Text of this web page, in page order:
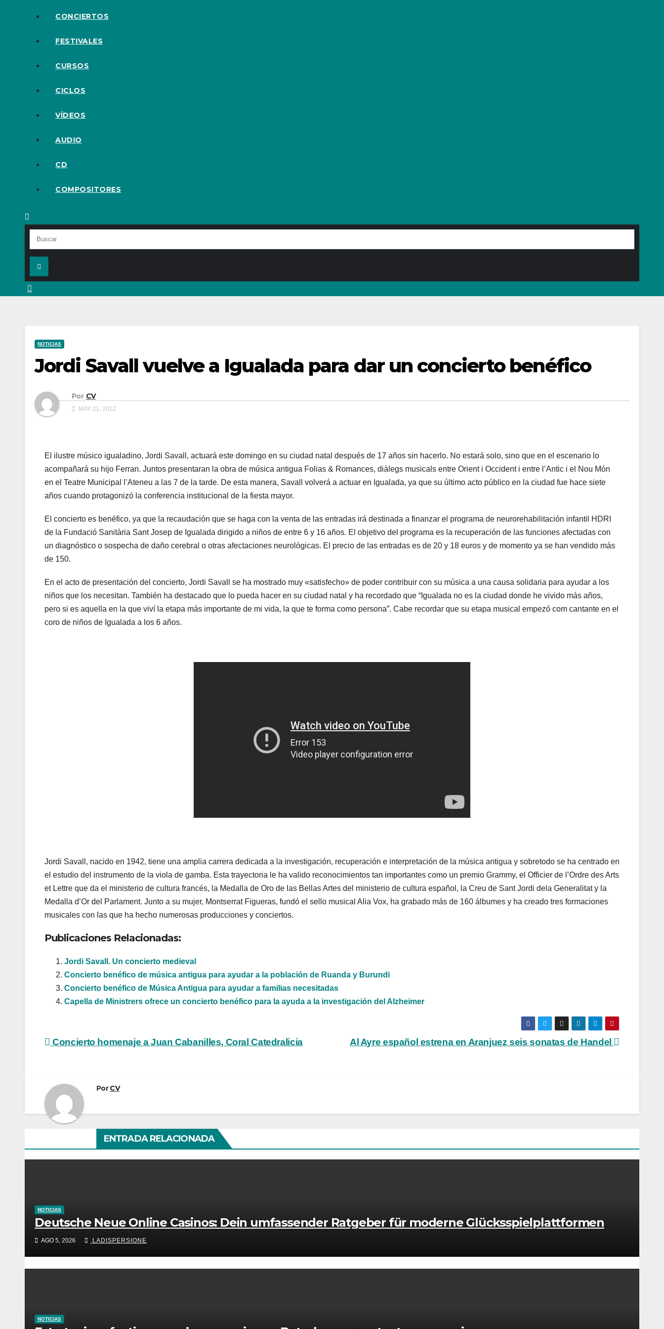
CONCIERTOS
FESTIVALES
CURSOS
CICLOS
VÍDEOS
AUDIO
CD
COMPOSITORES
NOTICIAS
Jordi Savall vuelve a Igualada para dar un concierto benéfico
Por CV
MAY 21, 2012
El ilustre músico igualadino, Jordi Savall, actuará este domingo en su ciudad natal después de 17 años sin hacerlo. No estará solo, sino que en el escenario lo
acompañará su hijo Ferran. Juntos presentaran la obra de música antigua Folias & Romances, diàlegs musicals entre Orient i Occident i entre l’Antic i el Nou Món
en el Teatre Municipal l’Ateneu a las 7 de la tarde. De esta manera, Savall volverá a actuar en Igualada, ya que su último acto público en la ciudad fue hace siete
años cuando protagonizó la conferencia institucional de la fiesta mayor.
El concierto es benéfico, ya que la recaudación que se haga con la venta de las entradas irá destinada a finanzar el programa de neurorehabilitación infantil HDRI
de la Fundació Sanitària Sant Josep de Igualada dirigido a niños de entre 6 y 16 años. El objetivo del programa es la recuperación de las funciones afectadas con
un diagnóstico o sospecha de daño cerebral o otras afectaciones neurológicas. El precio de las entradas es de 20 y 18 euros y de momento ya se han vendido más
de 150.
En el acto de presentación del concierto, Jordi Savall se ha mostrado muy «satisfecho» de poder contribuir con su música a una causa solidaria para ayudar a los
niños que los necesitan. También ha destacado que lo pueda hacer en su ciudad natal y ha recordado que “Igualada no es la ciudad donde he vivido más años,
pero si es aquella en la que viví la etapa más importante de mi vida, la que te forma como persona”. Cabe recordar que su etapa musical empezó com cantante en el
coro de niños de Igualada a los 6 años.
Jordi Savall, nacido en 1942, tiene una amplia carrera dedicada a la investigación, recuperación e interpretación de la música antigua y sobretodo se ha centrado en
el estudio del instrumento de la viola de gamba. Esta trayectoria le ha valido reconocimientos tan importantes como un premio Grammy, el Officier de l’Ordre des Arts
et Lettre que da el ministerio de cultura francés, la Medalla de Oro de las Bellas Artes del ministerio de cultura español, la Creu de Sant Jordi dela Generalitat y la
Medalla d’Or del Parlament. Junto a su mujer, Montserrat Figueras, fundó el sello musical Alia Vox, ha grabado más de 160 álbumes y ha creado tres formaciones
musicales con las que ha hecho numerosas producciones y conciertos.
Publicaciones Relacionadas:
Jordi Savall. Un concierto medieval
Concierto benéfico de música antigua para ayudar a la población de Ruanda y Burundi
Concierto benéfico de Música Antigua para ayudar a familias necesitadas
Capella de Ministrers ofrece un concierto benéfico para la ayuda a la investigación del Alzheimer
Navegación
entradas
Al Ayre español estrena en Aranjuez seis sonatas de Handel
Concierto homenaje a Juan Cabanilles, Coral Catedralicia
PorCV
ENTRADA RELACIONADA
NOTICIAS
Deutsche Neue Online Casinos: Dein umfassender Ratgeber für moderne Glücksspielplattformen
AGO 5, 2026 LADISPERSIONE
NOTICIAS